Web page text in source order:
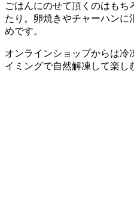
ごはんにのせて頂くのはもち
たり。卵焼きやチャーハンに
めです。
オンラインショップからは冷
イミングで自然解凍して楽し